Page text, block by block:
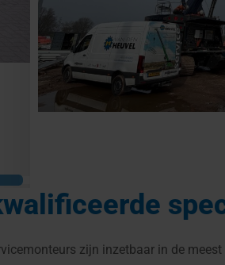
zijn inzetbaar in de